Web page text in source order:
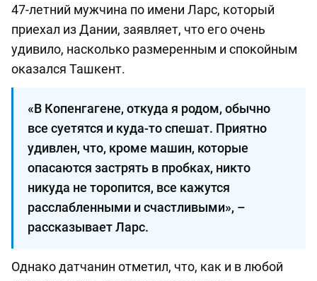
47-летний мужчина по имени Ларс, который
приехал из Дании, заявляет, что его очень
удивило, насколько размеренным и спокойным
оказался Ташкент.
«В Копенгагене, откуда я родом, обычно
все суетятся и куда-то спешат. Приятно
удивлен, что, кроме машин, которые
опасаются застрять в пробках, никто
никуда не торопится, все кажутся
расслабленными и счастливыми», –
рассказывает Ларс.
Однако датчанин отметил, что, как и в любой